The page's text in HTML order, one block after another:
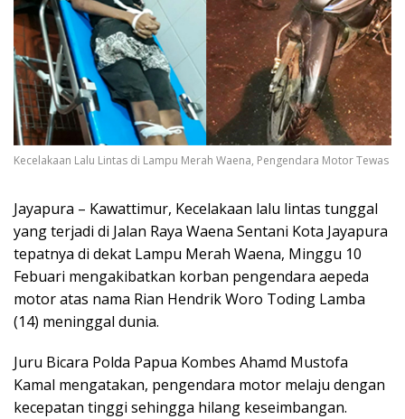
Kecelakaan Lalu Lintas di Lampu Merah Waena, Pengendara Motor Tewas
Jayapura – Kawattimur, Kecelakaan lalu lintas tunggal
yang terjadi di Jalan Raya Waena Sentani Kota Jayapura
tepatnya di dekat Lampu Merah Waena, Minggu 10
Febuari mengakibatkan korban pengendara aepeda
motor atas nama Rian Hendrik Woro Toding Lamba
(14) meninggal dunia.
Juru Bicara Polda Papua Kombes Ahamd Mustofa
Kamal mengatakan, pengendara motor melaju dengan
kecepatan tinggi sehingga hilang keseimbangan.